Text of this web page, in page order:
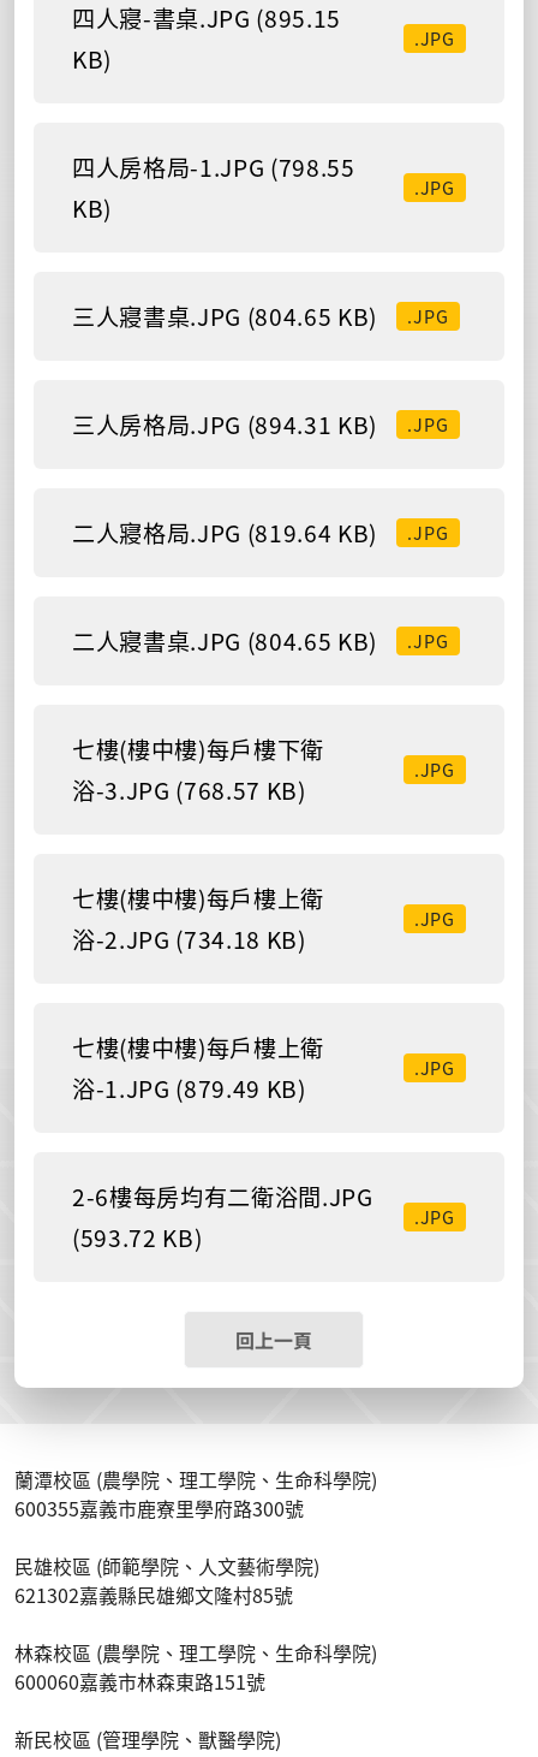
四人寢-書桌.JPG (895.15
KB)
.JPG
四人房格局-1.JPG (798.55
KB)
.JPG
三人寢書桌.JPG (804.65 KB) .JPG
三人房格局.JPG (894.31 KB) .JPG
二人寢格局.JPG (819.64 KB) .JPG
二人寢書桌.JPG (804.65 KB) .JPG
七樓(樓中樓)每戶樓下衛
浴-3.JPG (768.57 KB)
.JPG
七樓(樓中樓)每戶樓上衛
浴-2.JPG (734.18 KB)
.JPG
七樓(樓中樓)每戶樓上衛
浴-1.JPG (879.49 KB)
.JPG
2-6樓每房均有二衛浴間.JPG
(593.72 KB)
.JPG
回上一頁
蘭潭校區 (農學院、理工學院、生命科學院)
600355嘉義市鹿寮里學府路300號
民雄校區 (師範學院、人文藝術學院)
621302嘉義縣民雄鄉文隆村85號
林森校區 (農學院、理工學院、生命科學院)
600060嘉義市林森東路151號
新民校區 (管理學院、獸醫學院)